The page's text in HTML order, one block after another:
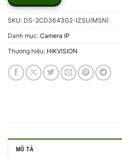
SKU: DS-2CD3643G2-IZSU(MSN)
Danh mục: Camera IP
Thương hiệu: HIKVISION
MÔ TẢ